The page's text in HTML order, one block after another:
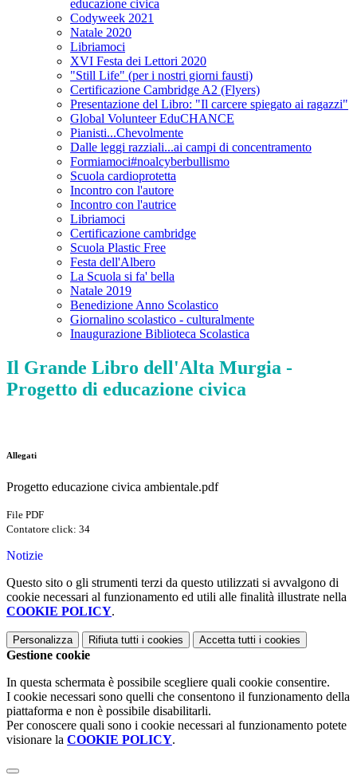
educazione civica
Codyweek 2021
Natale 2020
Libriamoci
XVI Festa dei Lettori 2020
"Still Life" (per i nostri giorni fausti)
Certificazione Cambridge A2 (Flyers)
Presentazione del Libro: "Il carcere spiegato ai ragazzi"
Global Volunteer EduCHANCE
Pianisti...Chevolmente
Dalle leggi razziali...ai campi di concentramento
Formiamoci#noalcyberbullismo
Scuola cardioprotetta
Incontro con l'autore
Incontro con l'autrice
Libriamoci
Certificazione cambridge
Scuola Plastic Free
Festa dell'Albero
La Scuola si fa' bella
Natale 2019
Benedizione Anno Scolastico
Giornalino scolastico - culturalmente
Inaugurazione Biblioteca Scolastica
Il Grande Libro dell'Alta Murgia -
Progetto di educazione civica
Allegati
Progetto educazione civica ambientale.pdf
File PDF
Contatore click: 34
Notizie
Questo sito o gli strumenti terzi da questo utilizzati si avvalgono di
cookie necessari al funzionamento ed utili alle finalità illustrate nella
COOKIE POLICY.
Personalizza Rifiuta tutti i cookies Accetta tutti i cookies
Gestione cookie
In questa schermata è possibile scegliere quali cookie consentire.
I cookie necessari sono quelli che consentono il funzionamento della
piattaforma e non è possibile disabilitarli.
Per conoscere quali sono i cookie necessari al funzionamento potete
visionare la COOKIE POLICY.